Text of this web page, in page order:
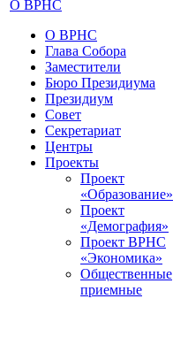
О ВРНС
О ВРНС
Глава Собора
Заместители
Бюро Президиума
Президиум
Совет
Секретариат
Центры
Проекты
Проект
«Образование»
Проект
«Демография»
Проект ВРНС
«Экономика»
Общественные
приемные